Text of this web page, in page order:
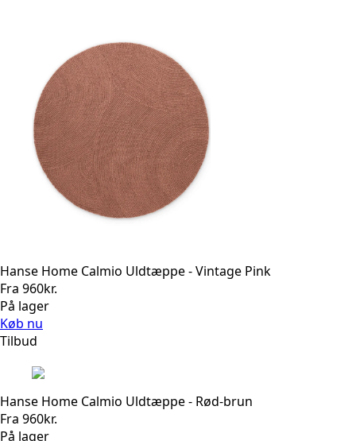
Hanse Home Calmio Uldtæppe - Vintage Pink
Fra 960kr.
På lager
Køb nu
Tilbud
Hanse Home Calmio Uldtæppe - Rød-brun
Fra 960kr.
På lager